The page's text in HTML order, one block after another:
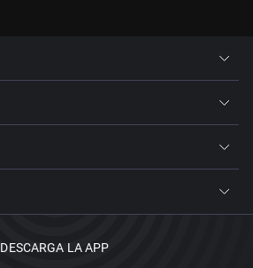
DESCARGA LA APP